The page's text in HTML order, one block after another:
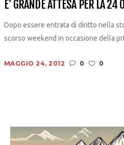
E’ GRANDE ATTESA PER LA 24
Dopo essere entrata di diritto nella
scorso weekend in occasione della
MAGGIO 24, 2012 0 0